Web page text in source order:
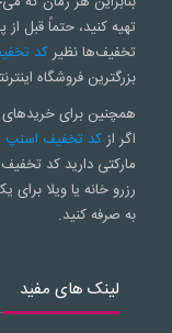
تهیه کنید، حتماً قبل
تخفیف‌ها نظیرکد
بزرگترین فروشگاه
همچنین برای
اگر ازکد تخفیف
مارکتی دارید کد
رزرو خانه یا ویلا
به صرفه کنید.
لینک های مفید